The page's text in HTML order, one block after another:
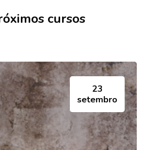
cursos
23
setembro